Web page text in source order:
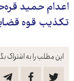
این مطلب را به اشتراک
اعدام حمید
تکذیب قوه